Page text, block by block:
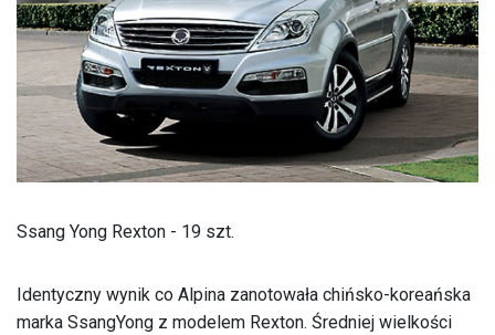
Ssang Yong Rexton - 19 szt.
Identyczny wynik co Alpina zanotowała chińsko-koreańska
marka SsangYong z modelem Rexton. Średniej wielkości